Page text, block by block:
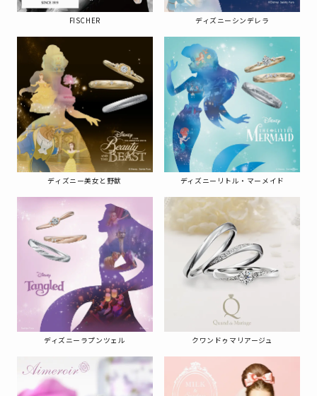
FISCHER ディズニーシンデレラ
ディズニー美女と野獣 ディズニーリトル・マーメイド
ディズニーラプンツェル クワンドゥマリアージュ